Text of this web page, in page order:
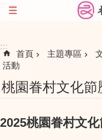
跳到主要內容區塊
:::
首頁 主題專區
活動
桃園眷村文化節
2025桃園眷村文化